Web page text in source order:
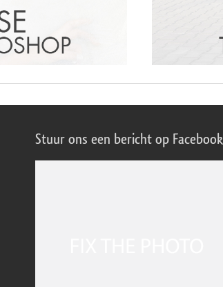
Stuur ons een bericht op Facebook